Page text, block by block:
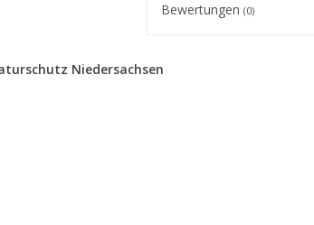
Bewertungen(0)
Niedersachsen